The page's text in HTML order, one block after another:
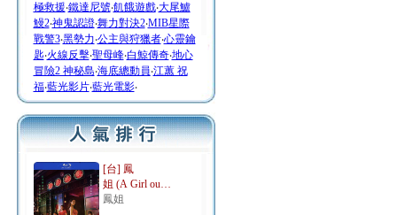
極救援‧鐵達尼號‧飢餓遊戲‧大尾鱸
鰻2‧神鬼認證‧舞力對決2‧MIB星際
戰警3‧黑勢力‧公主與狩獵者‧心靈鑰
匙‧火線反擊‧聖母峰‧白鯨傳奇‧地心
冒險2 神秘島‧海底總動員‧江蕙 祝
福‧藍光影片‧藍光電影‧
[台] 鳳
姐 (A Girl ou…
鳳姐